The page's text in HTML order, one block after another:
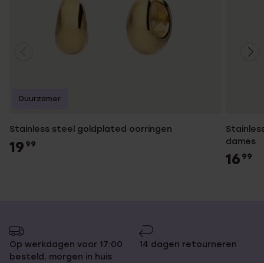
Stainless steel goldplated oorringen
19 99
Duurzamer
dames
16 99
Op werkdagen voor 17:00
besteld, morgen in huis
14 dagen retourneren